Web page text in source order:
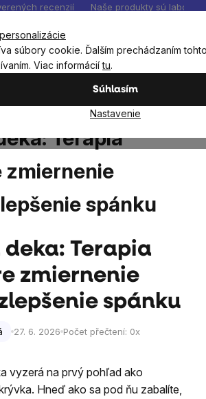
súbory cookie. Ďalším prechádzaním
Viac informáciítu.
Súhlasím
Nastavenie
recenzií Naše produkty sú
košík
Terapia
spánku
Terapia
zmiernenie
spánku
27. 6. 2026 Počet přečtení: 0x
vyzerá na prvý pohľad ako
Hneď ako sa pod ňu zabalíte,